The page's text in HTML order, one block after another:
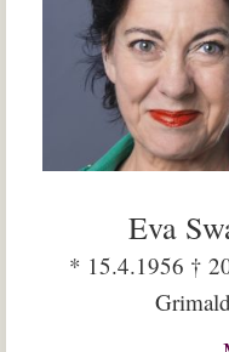
Eva
* 15.4.1956 †